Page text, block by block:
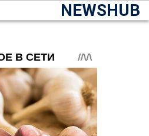
NEWSHUB